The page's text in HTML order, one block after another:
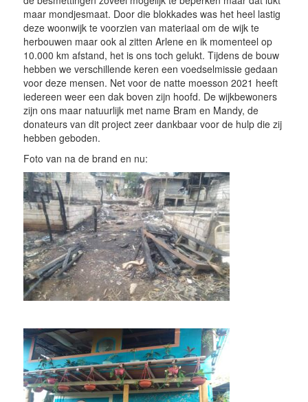
maar mondjesmaat. Door die blokkades was het heel lastig
deze woonwijk te voorzien van materiaal om de wijk te
herbouwen maar ook al zitten Arlene en ik momenteel op
10.000 km afstand, het is ons toch gelukt. Tijdens de bouw
hebben we verschillende keren een voedselmissie gedaan
voor deze mensen. Net voor de natte moesson 2021 heeft
iedereen weer een dak boven zijn hoofd. De wijkbewoners
zijn ons maar natuurlijk met name Bram en Mandy, de
donateurs van dit project zeer dankbaar voor de hulp die zij
hebben geboden.
Foto van na de brand en nu: